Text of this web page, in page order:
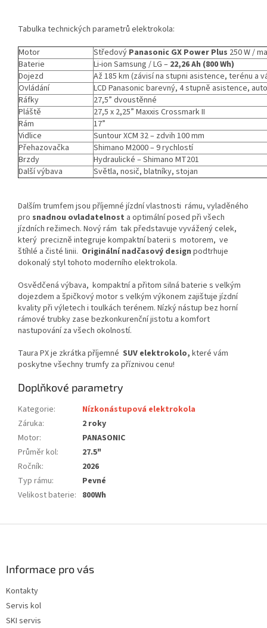
Tabulka technických parametrů elektrokola:
Motor
Středový Panasonic GX Power Plus 250 W /
Baterie
Li-ion Samsung / LG – 22,26 Ah (800 Wh)
Dojezd
Až 185 km (závisí na stupni asistence, terénu a
Ovládání
LCD Panasonic barevný, 4 stupně asistence,
Ráfky
27,5” dvoustěnné
Pláště
27,5 x 2,25” Maxxis Crossmark II
Rám
17”
Vidlice
Suntour XCM 32 – zdvih 100 mm
Přehazovačka
Shimano M2000 – 9 rychlostí
Brzdy
Hydraulické – Shimano MT201
Další výbava
Světla, nosič, blatníky, stojan
Dalším trumfem jsou příjemné jízdní vlastnosti rámu, vyladěného
pro snadnou ovladatelnost a optimální posed při všech
jízdních režimech. Nový rám tak představuje vyvážený celek,
který precizně integruje kompaktní baterii s motorem, ve
štíhlé a čisté linii. Originální nadčasový design podtrhuje
dokonalý styl tohoto moderního elektrokola.
Osvědčená výbava, kompaktní a přitom silná baterie s velkým
dojezdem a špičkový motor s velkým výkonem zajištuje jízdní
kvality při výletech i toulkách terénem. Nízký nástup bez horní
rámové trubky zase bezkonkurenční jistotu a komfort
nastupování za všech okolností.
Taura PX je zkrátka příjemné SUV elektrokolo, které vám
poskytne všechny trumfy za příznivou cenu!
Doplňkové parametry
Kategorie:
Nízkonástupová elektrokola
Záruka:
2 roky
Motor:
PANASONIC
Průměr kol:
27.5"
Ročník:
2026
Typ rámu:
Pevné
Velikost baterie: 800Wh
Informace pro vás
Kontakty
Servis kol
SKI servis